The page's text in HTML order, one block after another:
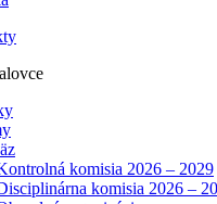
komisia 2026 – 2029
komisia 2026 –